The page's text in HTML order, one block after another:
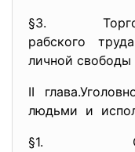
§3. Торговля
рабского
личной свободы
II
людьми и
§1. Объект,